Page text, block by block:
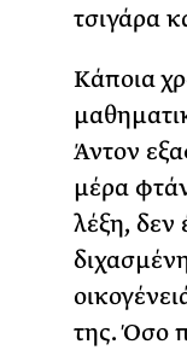
τσιγάρα
Κάποια
Άντον
µέρα
λέξη, δεν
της. Όσο